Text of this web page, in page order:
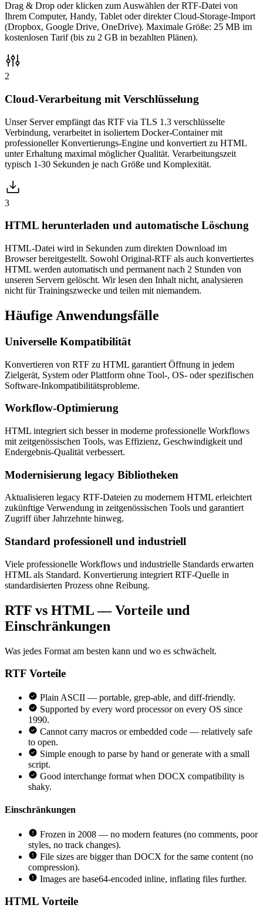
Drag & Drop oder klicken zum Auswählen der RTF-Datei von
Ihrem Computer, Handy, Tablet oder direkter Cloud-Storage-Import
(Dropbox, Google Drive, OneDrive). Maximale Größe: 25 MB im
kostenlosen Tarif (bis zu 2 GB in bezahlten Plänen).
2
Cloud-Verarbeitung mit Verschlüsselung
Unser Server empfängt das RTF via TLS 1.3 verschlüsselte
Verbindung, verarbeitet in isoliertem Docker-Container mit
professioneller Konvertierungs-Engine und konvertiert zu HTML
unter Erhaltung maximal möglicher Qualität. Verarbeitungszeit
typisch 1-30 Sekunden je nach Größe und Komplexität.
3
HTML herunterladen und automatische Löschung
HTML-Datei wird in Sekunden zum direkten Download im
Browser bereitgestellt. Sowohl Original-RTF als auch konvertiertes
HTML werden automatisch und permanent nach 2 Stunden von
unseren Servern gelöscht. Wir lesen den Inhalt nicht, analysieren
nicht für Trainingszwecke und teilen mit niemandem.
Häufige Anwendungsfälle
Universelle Kompatibilität
Konvertieren von RTF zu HTML garantiert Öffnung in jedem
Zielgerät, System oder Plattform ohne Tool-, OS- oder spezifischen
Software-Inkompatibilitätsprobleme.
Workflow-Optimierung
HTML integriert sich besser in moderne professionelle Workflows
mit zeitgenössischen Tools, was Effizienz, Geschwindigkeit und
Endergebnis-Qualität verbessert.
Modernisierung legacy Bibliotheken
Aktualisieren legacy RTF-Dateien zu modernem HTML erleichtert
zukünftige Verwendung in zeitgenössischen Tools und garantiert
Zugriff über Jahrzehnte hinweg.
Standard professionell und industriell
Viele professionelle Workflows und industrielle Standards erwarten
HTML als Standard. Konvertierung integriert RTF-Quelle in
standardisierten Prozess ohne Reibung.
RTF vs HTML — Vorteile und
Einschränkungen
Was jedes Format am besten kann und wo es schwächelt.
RTF Vorteile
Plain ASCII — portable, grep-able, and diff-friendly.
Supported by every word processor on every OS since
1990.
Cannot carry macros or embedded code — relatively safe
to open.
Simple enough to parse by hand or generate with a small
script.
Good interchange format when DOCX compatibility is
shaky.
Einschränkungen
Frozen in 2008 — no modern features (no comments, poor
styles, no track changes).
File sizes are bigger than DOCX for the same content (no
compression).
Images are base64-encoded inline, inflating files further.
HTML Vorteile